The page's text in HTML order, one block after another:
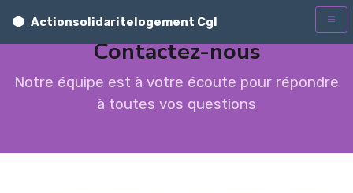
Actionsolidaritelogement Cgl
Contactez-nous
Notre équipe est à votre écoute pour répondre
à toutes vos questions